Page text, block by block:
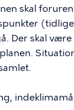
skal
Der skal